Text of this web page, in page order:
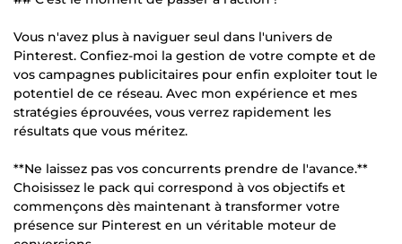
Vous n'avez plus à naviguer seul dans l'univers de
Pinterest. Confiez-moi la gestion de votre compte et de
vos campagnes publicitaires pour enfin exploiter tout le
potentiel de ce réseau. Avec mon expérience et mes
stratégies éprouvées, vous verrez rapidement les
résultats que vous méritez.
**Ne laissez pas vos concurrents prendre de l'avance.**
Choisissez le pack qui correspond à vos objectifs et
commençons dès maintenant à transformer votre
présence sur Pinterest en un véritable moteur de